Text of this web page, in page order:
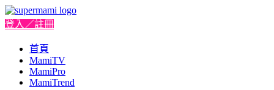
登入／註冊
首頁
MamiTV
MamiPro
MamiTrend